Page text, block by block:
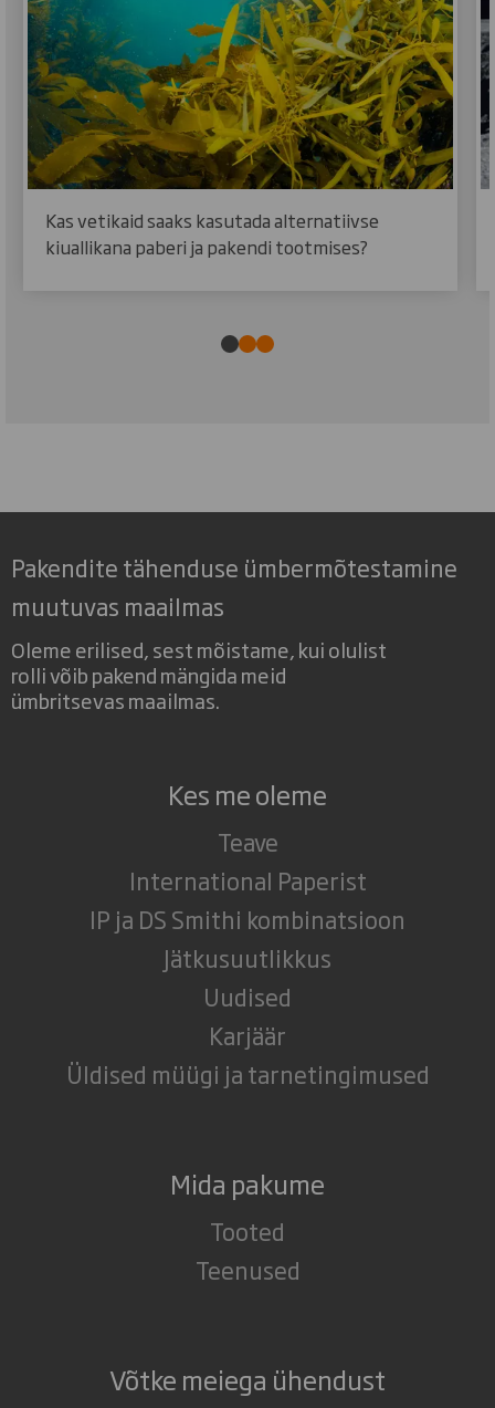
Kas vetikaid saaks kasutada alternatiivse
kiuallikana paberi ja pakendi tootmises?
Pakendite tähenduse ümbermõtestamine
muutuvas maailmas
Oleme erilised, sest mõistame, kui olulist
rolli võib pakend mängida meid
ümbritsevas maailmas.
Kes me oleme
Teave
International Paperist
IP ja DS Smithi kombinatsioon
Jätkusuutlikkus
Uudised
Karjäär
Üldised müügi ja tarnetingimused
Mida pakume
Tooted
Teenused
Võtke meiega ühendust